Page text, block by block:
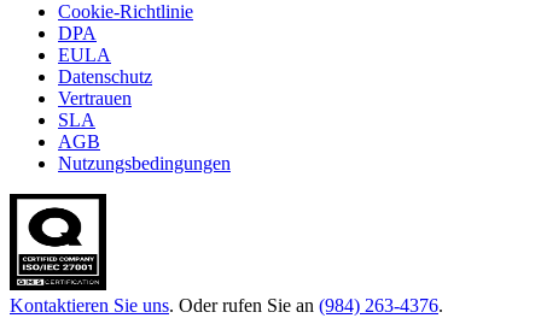
Cookie-Richtlinie
DPA
EULA
Datenschutz
Vertrauen
SLA
AGB
Nutzungsbedingungen
Kontaktieren Sie uns. Oder rufen Sie an (984) 263-4376.